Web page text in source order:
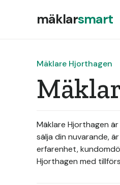
mäklarsmart
Mäklare Hjorthagen
Mäklare Hjorthagen
sälja din nuvarande,
erfarenhet,
Hjorthagen med